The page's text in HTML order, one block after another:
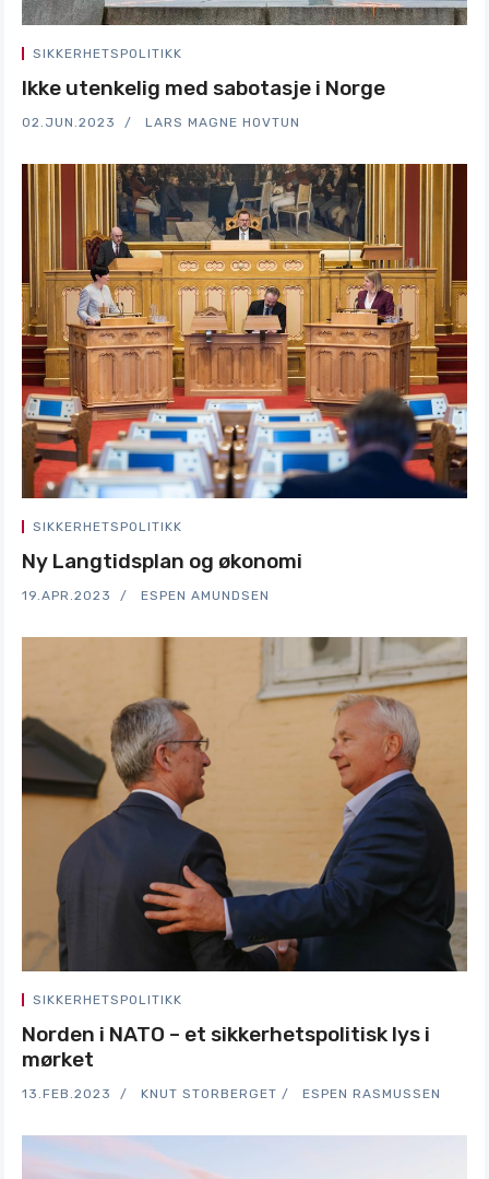
SIKKERHETSPOLITIKK
Ikke utenkelig med sabotasje i Norge
02.JUN.2023 LARS MAGNE HOVTUN
SIKKERHETSPOLITIKK
Ny Langtidsplan og økonomi
19.APR.2023 ESPEN AMUNDSEN
SIKKERHETSPOLITIKK
Norden i NATO – et sikkerhetspolitisk lys i
mørket
13.FEB.2023 KNUT STORBERGET ESPEN RASMUSSEN